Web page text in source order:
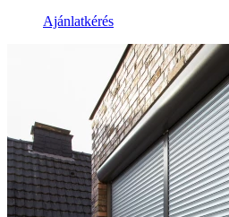
Ajánlatkérés